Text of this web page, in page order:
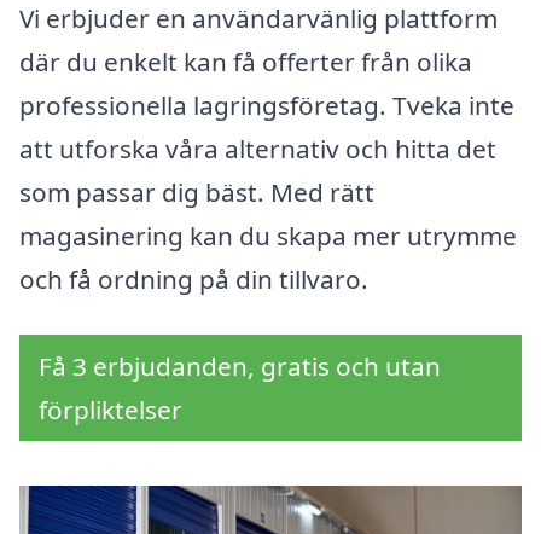
Vi erbjuder en användarvänlig plattform
där du enkelt kan få offerter från olika
professionella lagringsföretag. Tveka inte
att utforska våra alternativ och hitta det
som passar dig bäst. Med rätt
magasinering kan du skapa mer utrymme
och få ordning på din tillvaro.
Få 3 erbjudanden, gratis och utan
förpliktelser